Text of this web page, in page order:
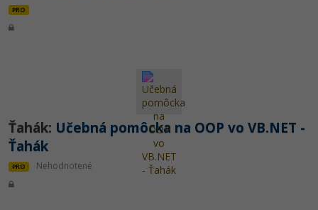
PRO
Ťahák: Učebná pomôcka na OOP vo VB.NET -
Ťahák
PRO Nehodnotené